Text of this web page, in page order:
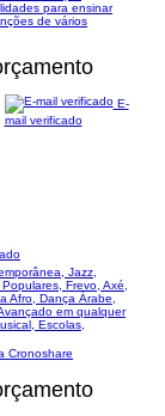
para ensinar
de vários
E-
mail verificado
Jazz,
Frevo, Axé,
Afro, Dança Árabe,
em qualquer
Escolas,
Cronoshare